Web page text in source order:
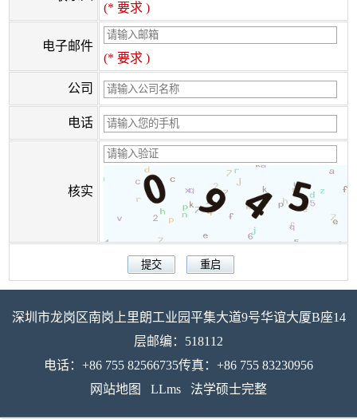
(* 要求 )
电子邮件
(* 要求 )
公司
电话
核实
深圳市龙岗区南岗上里朗工业园平集大道9号华谊大厦B座14
层邮编：518112
电话：+86 755 82566735传真：+86 755 83230956
网站地图
LLms 法学硕士完整